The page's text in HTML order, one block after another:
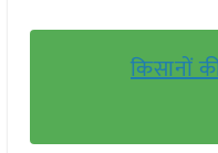
किसानों